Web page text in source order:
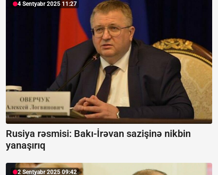
4 Sentyabr 2025 11:27
Rusiya rəsmisi: Bakı-İrəvan sazişinə nikbin
yanaşırıq
2 Sentyabr 2025 09:42